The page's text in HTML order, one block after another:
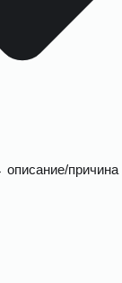
причина